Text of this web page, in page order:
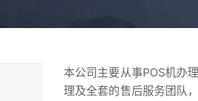
本公司主要从事POS机办
理及全套的售后服务团队